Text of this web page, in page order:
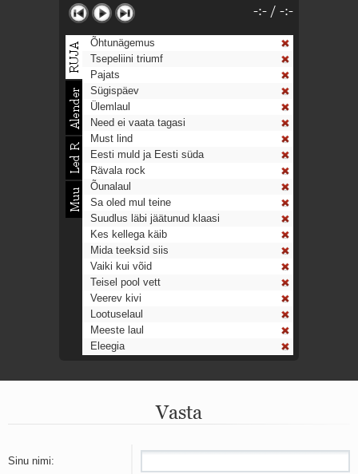
-:- / -:-
Õhtunägemus
Tsepeliini triumf
Pajats
Sügispäev
Ülemlaul
Need ei vaata tagasi
Must lind
Eesti muld ja Eesti süda
Rävala rock
Õunalaul
Sa oled mul teine
Suudlus läbi jäätunud klaasi
Kes kellega käib
Mida teeksid siis
Vaiki kui võid
Teisel pool vett
Veerev kivi
Lootuselaul
Meeste laul
Eleegia
Ahtumine
Mu isamaa on minu arm
Vasta
Sinu nimi: